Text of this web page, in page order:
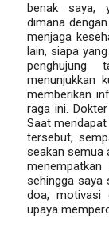
benak saya,
dimana
menjaga
lain, siapa
penghujung
menunjukkan
memberikan
raga ini.
Saat
tersebut,
seakan semua
sehingga saya
doa, motivasi
upaya